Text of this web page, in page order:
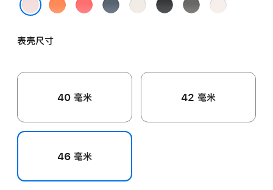
柑
色
亮
铁
星
黑
岩
淡
表壳尺寸
40 毫米 42 毫米
46 毫米